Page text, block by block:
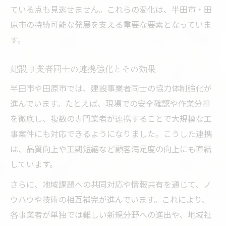
ている点も見逃せません。これらの変化は、半田市・田
原市の持続可能な発展を支える重要な要素となっていま
す。
建設事業者同士の連携強化とその効果
半田市や田原市では、建設事業者同士の協力体制強化が
進んでいます。たとえば、現場での安全確認や作業分担
を徹底し、複数の専門業者が連携することで大規模な工
事案件にも対応できるようになりました。こうした連携
は、品質向上や工期短縮など顧客満足度の向上にも直結
しています。
さらに、地域課題への共同対応や情報共有を通じて、ノ
ウハウや技術の相互補完が進んでいます。これにより、
各事業者が単独では難しい新規分野への進出や、地域社